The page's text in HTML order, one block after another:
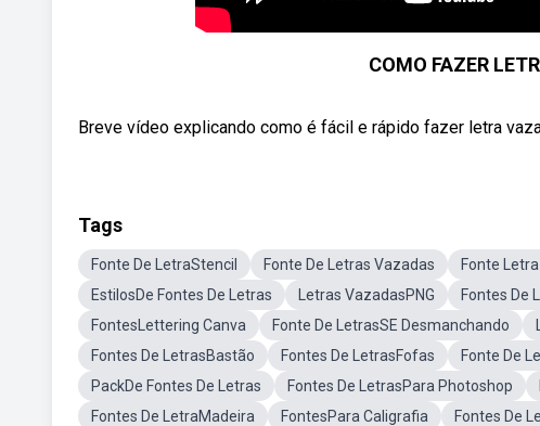
COMO FAZER
Breve vídeo explicando como é fácil e rápido fazer letra
Tags
Fonte De LetraStencil Fonte De Letras Vazadas Fonte
EstilosDe Fontes De Letras
Letras VazadasPNG Fontes De
FontesLettering Canva
Fonte De LetrasSE Desmanchando
Fontes De LetrasBastão
Fontes De LetrasFofas Fonte De
PackDe Fontes De Letras
Fontes De LetrasPara Photoshop
Fontes De LetraMadeira
FontesPara Caligrafia Fontes De